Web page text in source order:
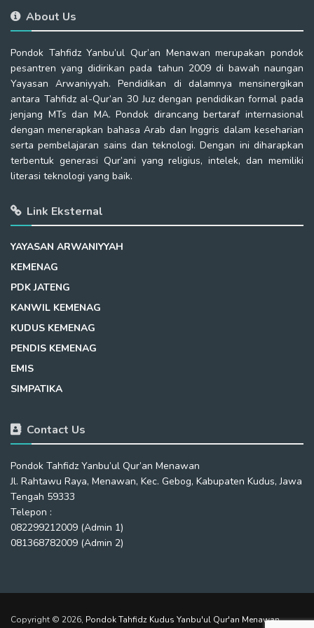
About Us
Pondok Tahfidz Yanbu’ul Qur’an Menawan merupakan pondok
pesantren yang didirikan pada tahun 2009 di bawah naungan
Yayasan Arwaniyyah. Pendidikan di dalamnya mensinergikan
antara Tahfidz al-Qur’an 30 Juz dengan pendidikan formal pada
jenjang MTs dan MA. Pondok dirancang bertaraf internasional
dengan menerapkan bahasa Arab dan Inggris dalam keseharian
serta pembelajaran sains dan teknologi. Dengan ini diharapkan
terbentuk generasi Qur’ani yang religius, intelek, dan memiliki
literasi teknologi yang baik.
Link Eksternal
YAYASAN ARWANIYYAH
KEMENAG
PDK JATENG
KANWIL KEMENAG
KUDUS KEMENAG
PENDIS KEMENAG
EMIS
SIMPATIKA
Contact Us
Pondok Tahfidz Yanbu’ul Qur’an Menawan
Jl. Rahtawu Raya, Menawan, Kec. Gebog, Kabupaten Kudus, Jawa
Tengah 59333
Telepon :
082299212009 (Admin 1)
081368782009 (Admin 2)
Copyright © 2026, Pondok Tahfidz Kudus Yanbu'ul Qur'an Menawan